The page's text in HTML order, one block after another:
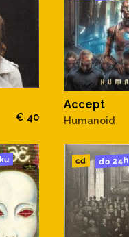
€ 40
Accept
Humanoid
cd do 24h